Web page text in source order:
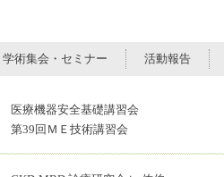
学術集会・セミナー 活動報告
医療機器安全基礎講習会
第39回ＭＥ技術講習会